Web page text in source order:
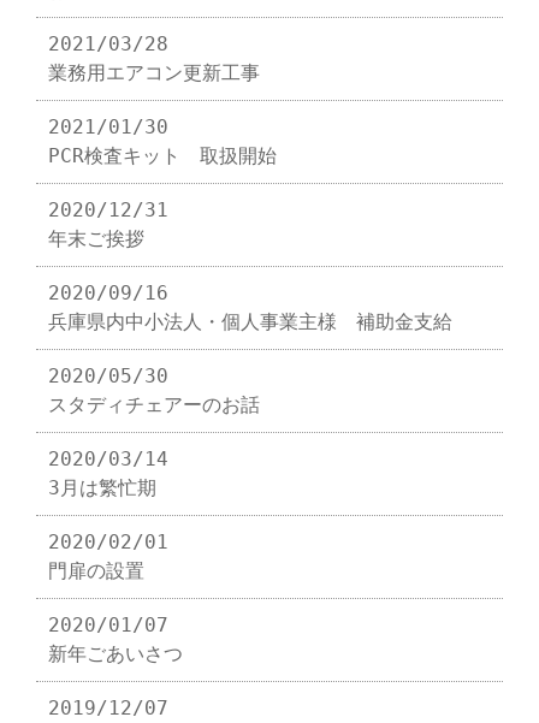
2021/03/28
業務用エアコン更新工事
2021/01/30
PCR検査キット 取扱開始
2020/12/31
年末ご挨拶
2020/09/16
兵庫県内中小法人・個人事業主様 補助金支給
2020/05/30
スタディチェアーのお話
2020/03/14
3月は繁忙期
2020/02/01
門扉の設置
2020/01/07
新年ごあいさつ
2019/12/07